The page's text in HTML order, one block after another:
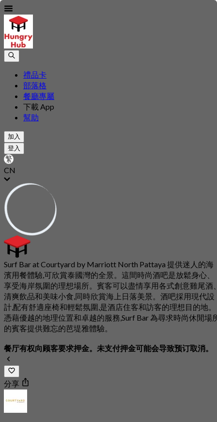
禮品卡
部落格
餐廳專屬
下載 App
幫助
加入
登入
CN
Surf Bar at Courtyard by Marriott North Pattaya 提供迷人的海
濱用餐體驗,可欣賞泰國灣的全景。這間時尚酒吧是放鬆身心、
享受海岸氛圍的理想場所。賓客可以盡情享用各式創意雞尾酒
清爽飲品和美味小食,同時欣賞海上日落美景。酒吧採用現代設
計,配有舒適座椅和輕鬆氛圍,是酒店住客和訪客的理想目的地。
憑藉優越的地理位置和卓越的服務,Surf Bar 為尋求時尚休閒場
的賓客提供難忘的芭堤雅體驗。
餐厅有权向顾客要求押金。未支付押金可能会导致预订取消。
分享